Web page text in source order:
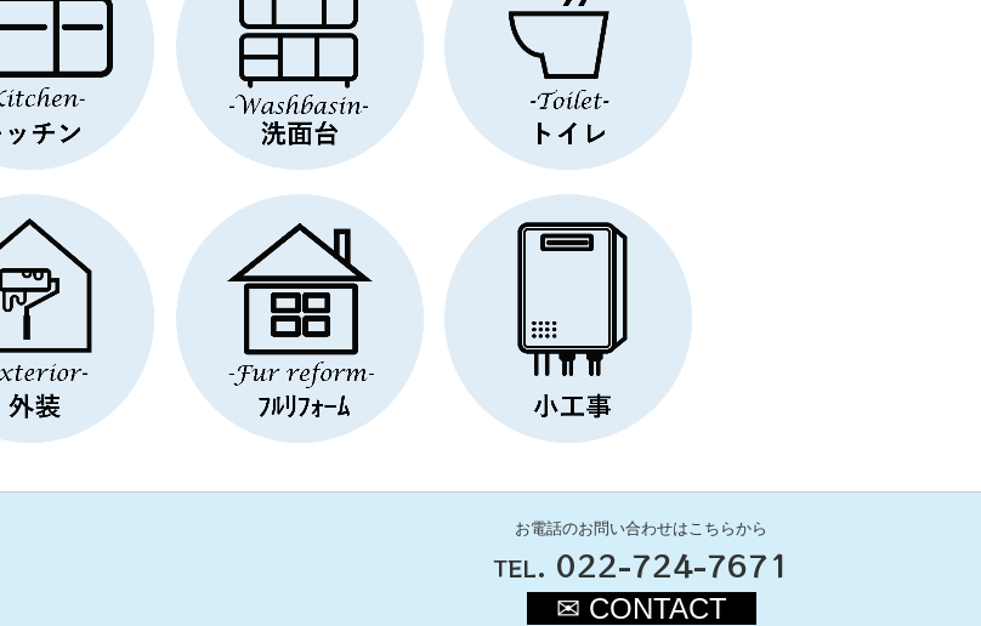
お電話のお問い合わせはこちらから
TEL. 022-724-7671
✉ CONTACT